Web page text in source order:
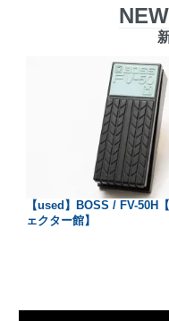
【used】BOSS / FV-50H
ェクター館】